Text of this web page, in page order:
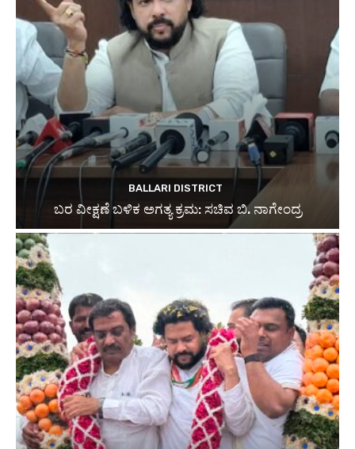
BALLARI DISTRICT
ಬರ ವೀಕ್ಷಣೆ ಬಳಿಕ ಅಗತ್ಯ ಕ್ರಮ: ಸಚಿವ ಬಿ. ನಾಗೇಂದ್ರ